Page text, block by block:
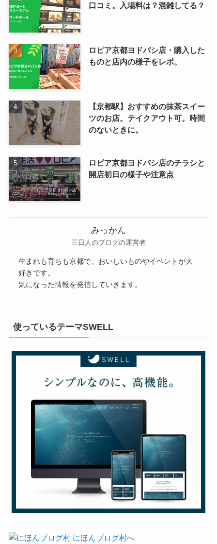
口コミ。入場料は？混雑してる？
ロピア京都ヨドバシ店・購入した
ものと店内の様子をレポ。
【京都駅】おすすめの抹茶スイー
ツのお店。テイクアウト可。時間
のないときに。
ロピア京都ヨドバシ店のチラシと
開店初日の様子や注意点
みっかん
三日人のブログの運営者
生まれも育ちも京都で、おいしいものやイベントが大
好きです。
気になった情報を発信していきます。
使っているテーマSWELL